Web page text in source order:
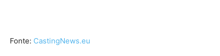
Fonte: CastingNews.eu